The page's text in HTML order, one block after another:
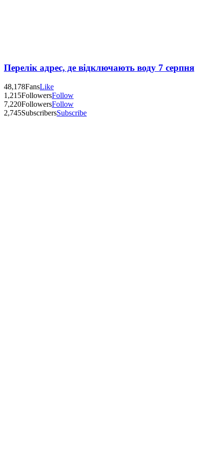
Перелік адрес, де відключають воду 7 серпня
48,178FansLike
1,215FollowersFollow
7,220FollowersFollow
2,745SubscribersSubscribe